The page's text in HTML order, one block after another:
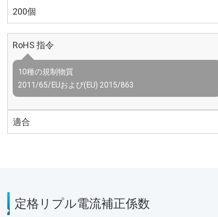
200個
RoHS 指令
10種の規制物質
2011/65/EUおよび(EU) 2015/863
適合
定格リプル電流補正係数